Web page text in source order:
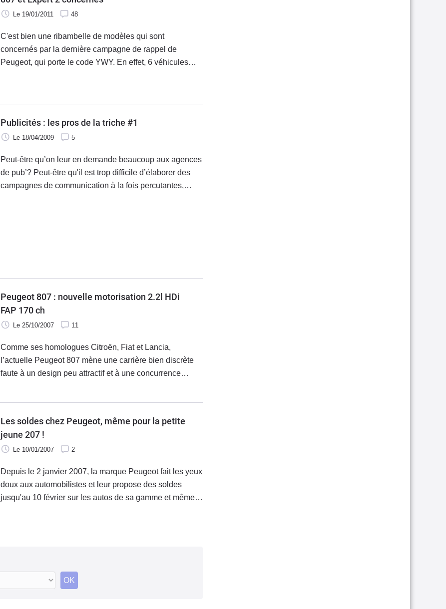
Le 19/01/2011 48
C'est bien une ribambelle de modèles qui sont
concernés par la dernière campagne de rappel de
Peugeot, qui porte le code YWY. En effet, 6 véhicules
concernés en France partagent tous le même moteur 2.0
HDI, et une même pompe à vide.
Publicités : les pros de la triche #1
Le 18/04/2009 5
Peut-être qu’on leur en demande beaucoup aux agences
de pub’? Peut-être qu'il est trop difficile d’élaborer des
campagnes de communication à la fois percutantes,
Peugeot 807 : nouvelle motorisation 2.2l HDi
FAP 170 ch
Le 25/10/2007 11
Comme ses homologues Citroën, Fiat et Lancia,
l’actuelle Peugeot 807 mène une carrière bien discrète
faute à un design peu attractif et à une concurrence
Les soldes chez Peugeot, même pour la petite
jeune 207 !
Le 10/01/2007 2
Depuis le 2 janvier 2007, la marque Peugeot fait les yeux
doux aux automobilistes et leur propose des soldes
jusqu'au 10 février sur les autos de sa gamme et même
OK